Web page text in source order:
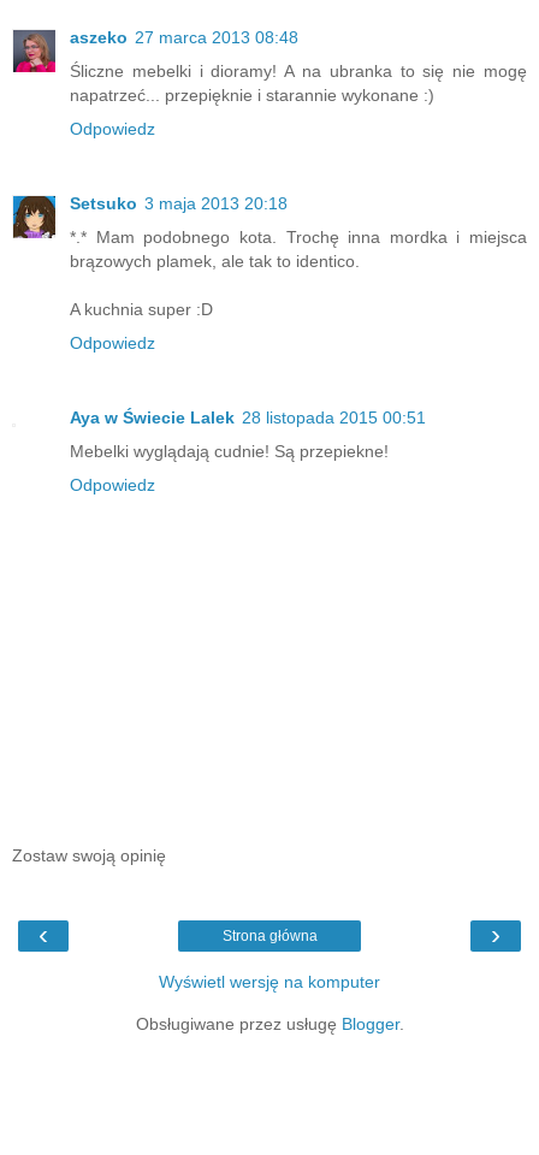
aszeko 27 marca 2013 08:48
Śliczne mebelki i dioramy! A na ubranka to się nie mogę
napatrzeć... przepięknie i starannie wykonane :)
Odpowiedz
Setsuko 3 maja 2013 20:18
*.* Mam podobnego kota. Trochę inna mordka i miejsca
brązowych plamek, ale tak to identico.
A kuchnia super :D
Odpowiedz
Aya w Świecie Lalek 28 listopada 2015 00:51
Mebelki wyglądają cudnie! Są przepiekne!
Odpowiedz
Zostaw swoją opinię
‹ ›
Strona główna
Wyświetl wersję na komputer
Obsługiwane przez usługę Blogger.